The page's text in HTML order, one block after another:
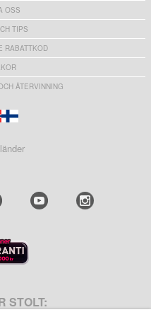
OSS
TIPS
RABATTKOD
ÅTERVINNING
STOLT: